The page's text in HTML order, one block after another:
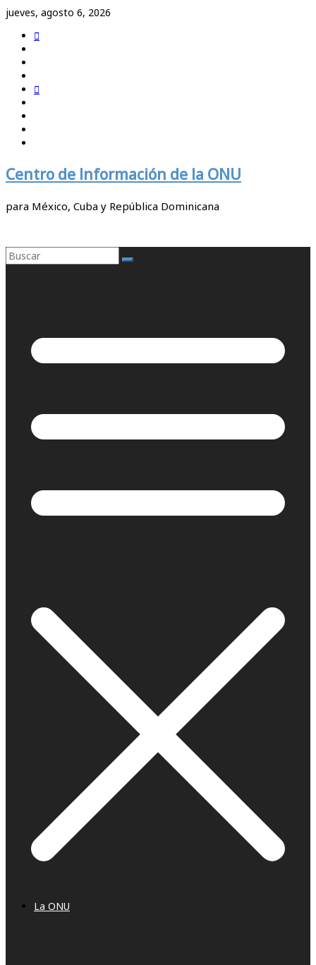
Saltar
contenido
jueves, agosto 6, 2026
Centro de Información de la ONU
para México, Cuba y República Dominicana
La ONU